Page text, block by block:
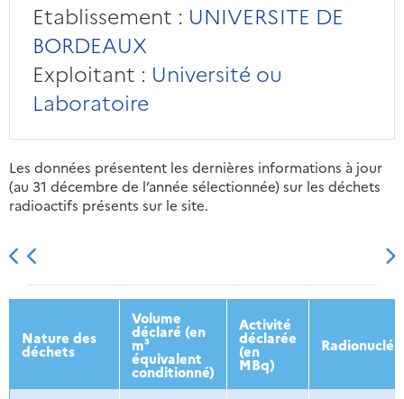
Etablissement : UNIVERSITE DE
BORDEAUX
Exploitant : Université ou
Laboratoire
Les données présentent les dernières informations à jour
(au 31 décembre de l’année sélectionnée) sur les déchets
radioactifs présents sur le site.
2013 2014 2015 2016
Nature des
déchets
Volume
déclaré (en
m³
équivalent
conditionné)
Activité
déclarée
(en
MBq)